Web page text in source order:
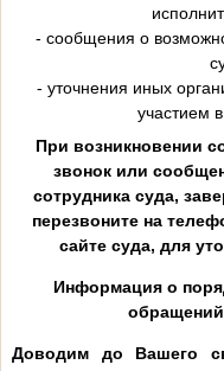
- сообщения о
- уточнения иных
участием
При возникновении
звонок или
сотрудника суда,
перезвоните на
сайте суда, для
Информация о
Доводим до Вашего